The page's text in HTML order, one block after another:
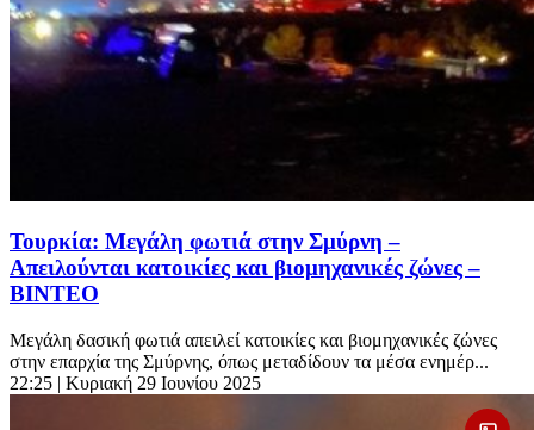
Τουρκία: Μεγάλη φωτιά στην Σμύρνη –
Απειλούνται κατοικίες και βιομηχανικές ζώνες –
ΒΙΝΤΕΟ
Μεγάλη δασική φωτιά απειλεί κατοικίες και βιομηχανικές ζώνες
στην επαρχία της Σμύρνης, όπως μεταδίδουν τα μέσα ενημέρ...
22:25 | Κυριακή 29 Ιουνίου 2025